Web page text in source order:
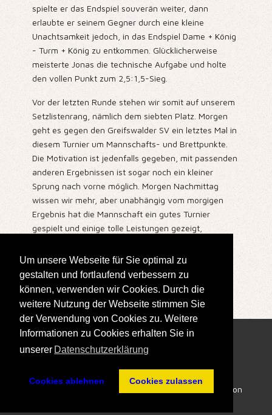
Um unsere Webseite für Sie optimal zu
gestalten und fortlaufend verbessern zu
können, verwenden wir Cookies. Durch die
weitere Nutzung der Webseite stimmen Sie
der Verwendung von Cookies zu. Weitere
Informationen zu Cookies erhalten Sie in
unserer Datenschutzerklärung
Cookies ablehnen Cookies zulassen
spielte er das Endspiel souverän weiter, dann
erlaubte er seinem Gegner durch eine kleine
Unachtsamkeit jedoch, in das Endspiel Dame + König
- Turm + König zu entkommen. Glücklicherweise
meisterte Jonas die technische Aufgabe und holte
den vollen Punkt zum 2,5:1,5-Sieg.
Vor der letzten Runde stehen wir somit auf unserem
Setzlistenrang, nämlich dem siebten Platz. Morgen
geht es gegen den Greifswalder SV ein letztes Mal in
diesem Turnier um Mannschafts- und Brettpunkte.
Die Motivation ist jedenfalls gegeben, mit passenden
anderen Ergebnissen ist sogar noch ein kleiner
Sprung nach vorne möglich. Morgen Nachmittag
wissen wir mehr, aber unabhängig vom morgigen
Ergebnis hat die Mannschaft ein gutes Turnier
gespielt und einige tolle Leistungen gezeigt,
den Reideburger SV.
Erstellt: 09. September 2019
- All Rights reserved © SK Doppelbauer Kiel von